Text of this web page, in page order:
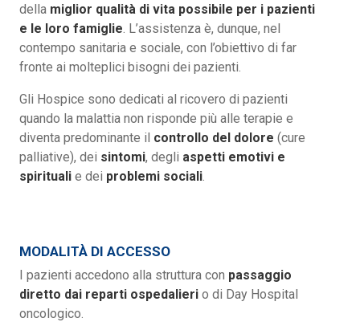
della miglior qualità di vita possibile per i pazienti
e le loro famiglie . L’assistenza è, dunque, nel
contempo sanitaria e sociale, con l’obiettivo di far
fronte ai molteplici bisogni dei pazienti.
Gli Hospice sono dedicati al ricovero di pazienti
quando la malattia non risponde più alle terapie e
diventa predominante il controllo del dolore (cure
palliative), dei sintomi, degli aspetti emotivi e
spirituali e dei problemi sociali
MODALITÀ DI ACCESSO
I pazienti accedono alla struttura con passaggio
diretto dai reparti ospedalieri o di Day Hospital
oncologico.